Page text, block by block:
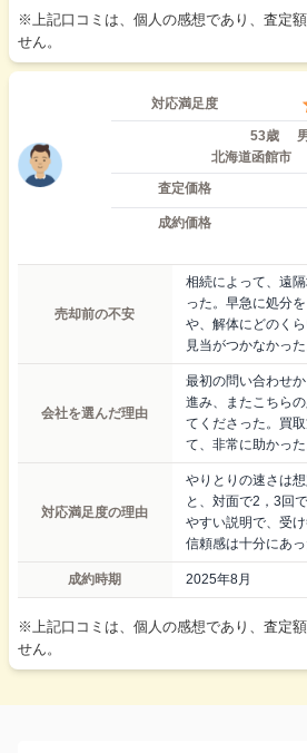
※上記口コミは、個人の感想であり、査定
せん。
対応満足度
53歳
北海道函館市
査定価格
成約価格
売却前の不安
相続によって、遠
った。早急に処分
や、解体にどのく
見当がつかなかった
会社を選んだ理由
最初の問い合わせ
進み、またこちら
てくださった。買
て、非常に助かった
対応満足度の理由
やりとりの速さは
と、対面で2，3回
やすい説明で、受
信頼感は十分にあっ
成約時期 2025年8月
※上記口コミは、個人の感想であり、査定
せん。